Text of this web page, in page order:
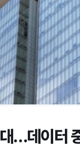
…데이터